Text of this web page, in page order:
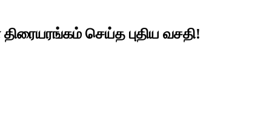
செய்த புதிய வசதி!